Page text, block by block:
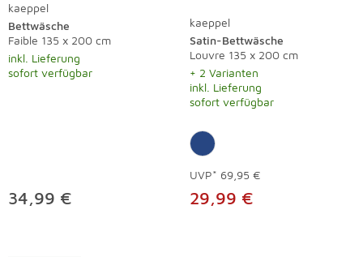
kaeppel
Bettwäsche
Faible 135 x 200 cm
inkl. Lieferung
sofort verfügbar
34,99 €
kaeppel
Satin-Bettwäsche
Louvre 135 x 200 cm
+ 2 Varianten
inkl. Lieferung
sofort verfügbar
UVP* 69,95 €
29,99 €